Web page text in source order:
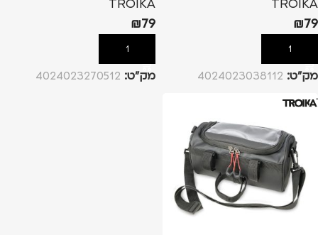
TROIKA
₪79
הוספה לסל
מק”ט: 4024023038112
TROIKA
₪79
הוספה לסל
מק”ט: 4024023270512